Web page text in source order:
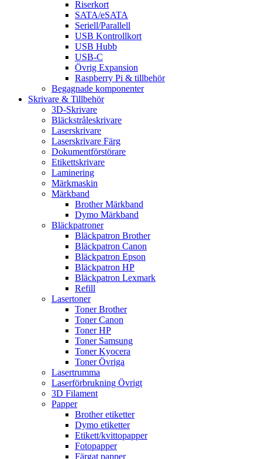
Riserkort
SATA/eSATA
Seriell/Parallell
USB Kontrollkort
USB Hubb
USB-C
Övrig Expansion
Raspberry Pi & tillbehör
Begagnade komponenter
Skrivare & Tillbehör
3D-Skrivare
Bläckstråleskrivare
Laserskrivare
Laserskrivare Färg
Dokumentförstörare
Etikettskrivare
Laminering
Märkmaskin
Märkband
Brother Märkband
Dymo Märkband
Bläckpatroner
Bläckpatron Brother
Bläckpatron Canon
Bläckpatron Epson
Bläckpatron HP
Bläckpatron Lexmark
Refill
Lasertoner
Toner Brother
Toner Canon
Toner HP
Toner Samsung
Toner Kyocera
Toner Övriga
Lasertrumma
Laserförbrukning Övrigt
3D Filament
Papper
Brother etiketter
Dymo etiketter
Etikett/kvittopapper
Fotopapper
Färgat papper